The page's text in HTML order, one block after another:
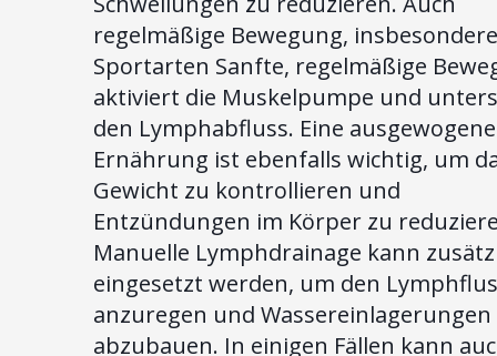
regelmäßige Bewegung, insbesondere
Sportarten Sanfte, regelmäßige
aktiviert die Muskelpumpe und
den Lymphabfluss. Eine ausgewogene
Ernährung ist ebenfalls wichtig, um
Gewicht zu kontrollieren und
Entzündungen im Körper zu
Manuelle Lymphdrainage kann
eingesetzt werden, um den
anzuregen und Wassereinlagerungen
abzubauen. In einigen Fällen kann